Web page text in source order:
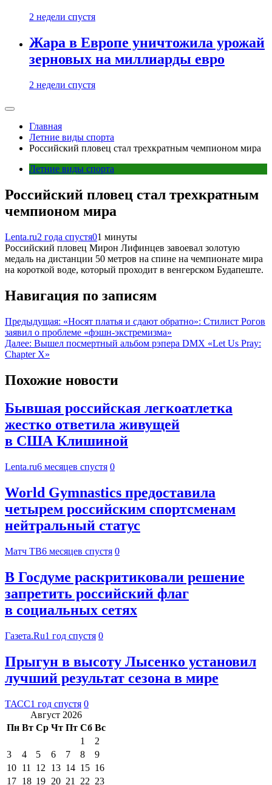
2 недели спустя
Жара в Европе уничтожила урожай
зерновых на миллиарды евро
2 недели спустя
Главная
Летние виды спорта
Российский пловец стал трехкратным чемпионом мира
Летние виды спорта
Российский пловец стал трехкратным
чемпионом мира
Lenta.ru2 года спустя01 минуты
Российский пловец Мирон Лифинцев завоевал золотую
медаль на дистанции 50 метров на спине на чемпионате мира
на короткой воде, который проходит в венгерском Будапеште.
Навигация по записям
Предыдущая: «Носят платья и сдают обратно»: Стилист Рогов
заявил о проблеме «фэшн-экстремизма»
Далее: Вышел посмертный альбом рэпера DMX «Let Us Pray:
Chapter X»
Похожие новости
Бывшая российская легкоатлетка
жестко ответила живущей
в США Клишиной
Lenta.ru6 месяцев спустя 0
World Gymnastics предоставила
четырем российским спортсменам
нейтральный статус
Матч ТВ6 месяцев спустя 0
В Госдуме раскритиковали решение
запретить российский флаг
в социальных сетях
Газета.Ru1 год спустя 0
Прыгун в высоту Лысенко установил
лучший результат сезона в мире
ТАСС1 год спустя 0
Август 2026
Пн Вт Ср Чт Пт Сб Вс
1
2
3
4 5 6 7 8
9
10 11 12 13 14 15 16
17 18 19 20 21 22 23